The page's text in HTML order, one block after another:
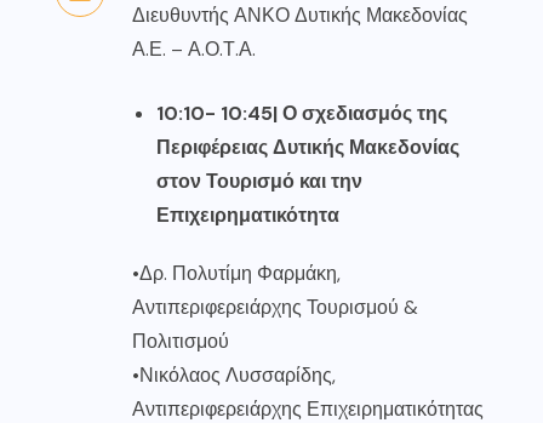
Διευθυντής ΑΝΚΟ Δυτικής Μακεδονίας
Α.Ε. – Α.Ο.Τ.Α.
10:10- 10:45| Ο σχεδιασμός της
Περιφέρειας Δυτικής Μακεδονίας
στον Τουρισμό και την
Επιχειρηματικότητα
•Δρ. Πολυτίμη Φαρμάκη,
Αντιπεριφερειάρχης Τουρισμού &
Πολιτισμού
•Νικόλαος Λυσσαρίδης,
Αντιπεριφερειάρχης Επιχειρηματικότητας